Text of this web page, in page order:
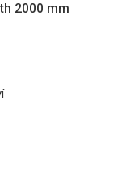
2000 mm